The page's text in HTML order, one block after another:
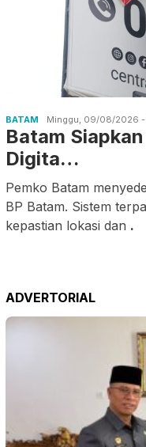
BATAM Minggu, 09/08/2026 -
Batam
Digita…
Pemko Batam
BP Batam. Sistem
kepastian lokasi dan .
ADVERTORIAL